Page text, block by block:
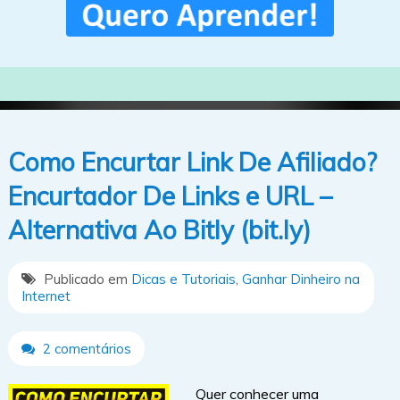
Como Encurtar Link De Afiliado?
Encurtador De Links e URL –
Alternativa Ao Bitly (bit.ly)
Publicado em Dicas e Tutoriais Ganhar Dinheiro na
Internet
2 comentários
Quer conhecer uma